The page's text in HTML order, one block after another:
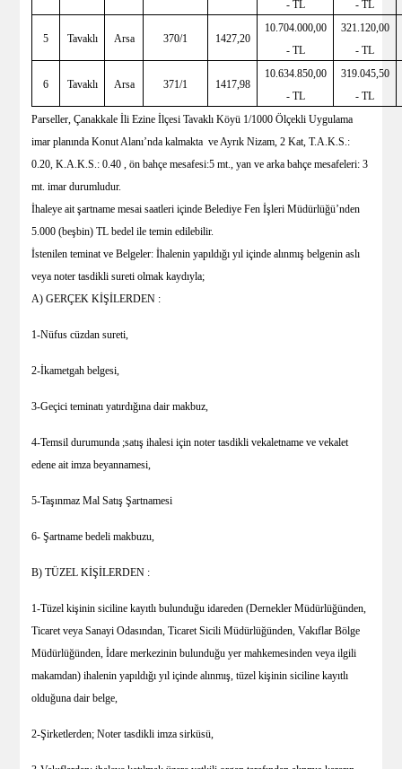
- TL
- TL
5 Tavaklı Arsa 370/1 1427,20
10.704.000,00
- TL
321.120,00
- TL
6 Tavaklı Arsa 371/1 1417,98
10.634.850,00
- TL
319.045,50
- TL
Parseller, Çanakkale İli Ezine İlçesi Tavaklı Köyü 1/1000 Ölçekli Uygulama
imar planında Konut Alanı’nda kalmakta ve Ayrık Nizam, 2 Kat, T.A.K.S.:
0.20, K.A.K.S.: 0.40 , ön bahçe mesafesi:5 mt., yan ve arka bahçe mesafeleri: 3
mt. imar durumludur.
İhaleye ait şartname mesai saatleri içinde Belediye Fen İşleri Müdürlüğü’nden
5.000 (beşbin) TL bedel ile temin edilebilir.
İstenilen teminat ve Belgeler: İhalenin yapıldığı yıl içinde alınmış belgenin aslı
veya noter tasdikli sureti olmak kaydıyla;
A) GERÇEK KİŞİLERDEN :
1-Nüfus cüzdan sureti,
2-İkametgah belgesi,
3-Geçici teminatı yatırdığına dair makbuz,
4-Temsil durumunda ;satış ihalesi için noter tasdikli vekaletname ve vekalet
edene ait imza beyannamesi,
5-Taşınmaz Mal Satış Şartnamesi
6- Şartname bedeli makbuzu,
B) TÜZEL KİŞİLERDEN :
1-Tüzel kişinin siciline kayıtlı bulunduğu idareden (Dernekler Müdürlüğünden,
Ticaret veya Sanayi Odasından, Ticaret Sicili Müdürlüğünden, Vakıflar Bölge
Müdürlüğünden, İdare merkezinin bulunduğu yer mahkemesinden veya ilgili
makamdan) ihalenin yapıldığı yıl içinde alınmış, tüzel kişinin siciline kayıtlı
olduğuna dair belge,
2-Şirketlerden; Noter tasdikli imza sirküsü,